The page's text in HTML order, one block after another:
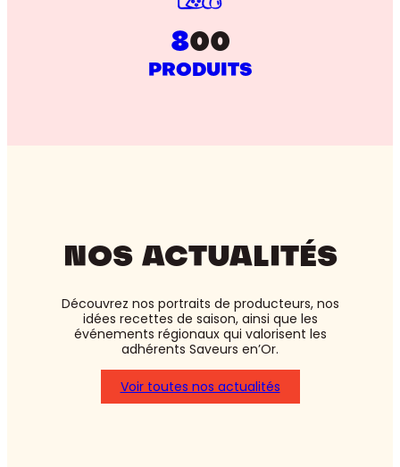
800
PRODUITS
NOS ACTUALITÉS
Découvrez nos portraits de producteurs, nos
idées recettes de saison, ainsi que les
événements régionaux qui valorisent les
adhérents Saveurs en’Or.
Voir toutes nos actualités